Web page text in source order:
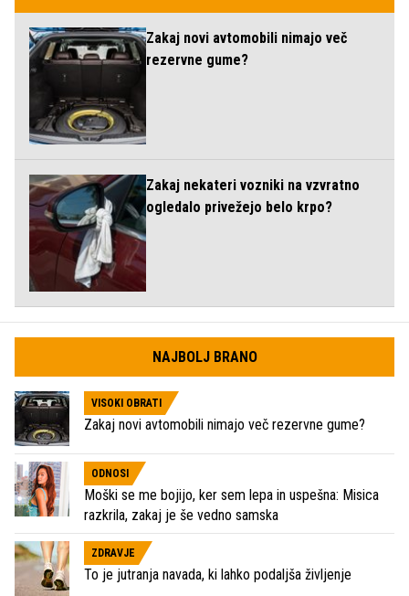
Zakaj novi avtomobili nimajo več
rezervne gume?
Zakaj nekateri vozniki na vzvratno
ogledalo privežejo belo krpo?
NAJBOLJ BRANO
VISOKI OBRATI
Zakaj novi avtomobili nimajo več rezervne gume?
ODNOSI
Moški se me bojijo, ker sem lepa in uspešna: Misica
razkrila, zakaj je še vedno samska
ZDRAVJE
To je jutranja navada, ki lahko podaljša življenje